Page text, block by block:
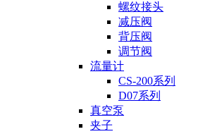
螺纹接头
减压阀
背压阀
调节阀
流量计
CS-200系列
D07系列
真空泵
夹子